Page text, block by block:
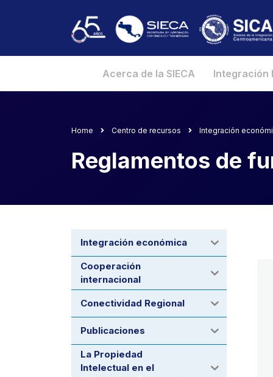
Acerca de la SIECA Integración
Home Centro de recursos Integración
Reglamentos de
Integración económica
Cooperación
internacional
Conectividad Regional
Publicaciones
La Propiedad
Intelectual en el